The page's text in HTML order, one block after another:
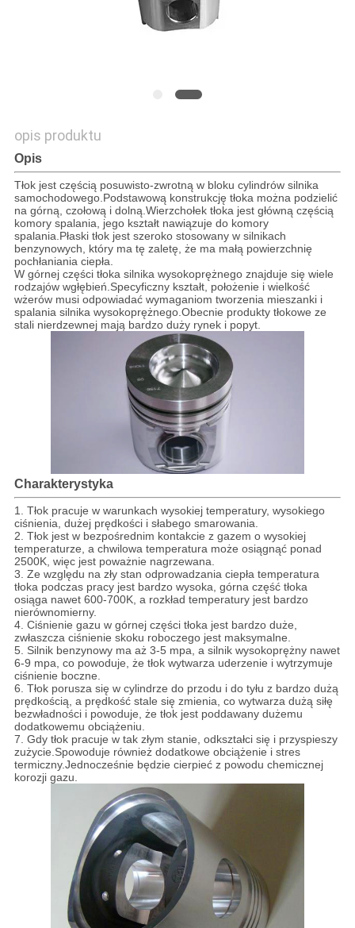
opis produktu
Opis
Tłok jest częścią posuwisto-zwrotną w bloku cylindrów silnika
samochodowego.Podstawową konstrukcję tłoka można podzielić
na górną, czołową i dolną.Wierzchołek tłoka jest główną częścią
komory spalania, jego kształt nawiązuje do komory
spalania.Płaski tłok jest szeroko stosowany w silnikach
benzynowych, który ma tę zaletę, że ma małą powierzchnię
pochłaniania ciepła.
W górnej części tłoka silnika wysokoprężnego znajduje się wiele
rodzajów wgłębień.Specyficzny kształt, położenie i wielkość
wżerów musi odpowiadać wymaganiom tworzenia mieszanki i
spalania silnika wysokoprężnego.Obecnie produkty tłokowe ze
stali nierdzewnej mają bardzo duży rynek i popyt.
Charakterystyka
1. Tłok pracuje w warunkach wysokiej temperatury, wysokiego
ciśnienia, dużej prędkości i słabego smarowania.
2. Tłok jest w bezpośrednim kontakcie z gazem o wysokiej
temperaturze, a chwilowa temperatura może osiągnąć ponad
2500K, więc jest poważnie nagrzewana.
3. Ze względu na zły stan odprowadzania ciepła temperatura
tłoka podczas pracy jest bardzo wysoka, górna część tłoka
osiąga nawet 600-700K, a rozkład temperatury jest bardzo
nierównomierny.
4. Ciśnienie gazu w górnej części tłoka jest bardzo duże,
zwłaszcza ciśnienie skoku roboczego jest maksymalne.
5. Silnik benzynowy ma aż 3-5 mpa, a silnik wysokoprężny nawet
6-9 mpa, co powoduje, że tłok wytwarza uderzenie i wytrzymuje
ciśnienie boczne.
6. Tłok porusza się w cylindrze do przodu i do tyłu z bardzo dużą
prędkością, a prędkość stale się zmienia, co wytwarza dużą siłę
bezwładności i powoduje, że tłok jest poddawany dużemu
dodatkowemu obciążeniu.
7. Gdy tłok pracuje w tak złym stanie, odkształci się i przyspieszy
zużycie.Spowoduje również dodatkowe obciążenie i stres
termiczny.Jednocześnie będzie cierpieć z powodu chemicznej
korozji gazu.